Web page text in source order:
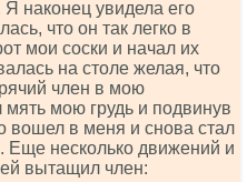
наконец увидела его
что он так легко в
мои соски и начал их
на столе желая, что
член в мою
мою грудь и подвинув
вошел в меня и снова стал
Еще несколько движений и
вытащил член: